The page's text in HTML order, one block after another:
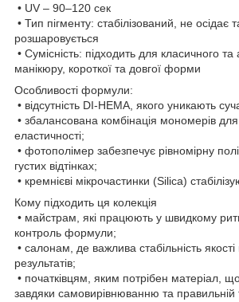
• UV – 90–120 сек
• Тип пігменту: стабілізований, не осідає
розшаровується
• Сумісність: підходить для класичного
манікюру, короткої та довгої форми
Особливості формули:
• відсутність DI-HEMA, якого уникають
• збалансована комбінація мономерів для
еластичності;
• фотополімер забезпечує рівномірну
густих відтінках;
• кремнієві мікрочастинки (Silica)
Кому підходить ця колекція
• майстрам, які працюють у швидкому
контроль формули;
• салонам, де важлива стабільність
результатів;
• початківцям, яким потрібен матеріал,
завдяки самовирівнюванню та правильній